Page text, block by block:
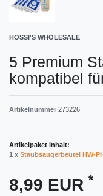
HOSSI'S WHOLESALE
5 Premium
kompatibel
Artikelnummer 273226
Artikelpaket Inhalt:
1 x Staubsaugerbeutel HW-
8,99 EUR *